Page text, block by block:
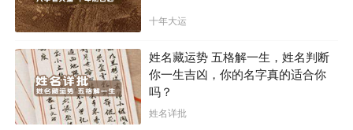
适应不同的人和环境。当面临困难时，他们不会采用强硬
的方式，而是会通过头脑解决问题，这使他们成为非常幸
运的人。
属猴的双子座总是让人捉摸不透，拥有着小心思，也
正是这份神秘感为他们带来了很好的人缘。许多人被他们
十年大运
姓名藏运势 五格解一生，姓名判断
你一生吉凶，你的名字真的适合你
吗？
姓名详批